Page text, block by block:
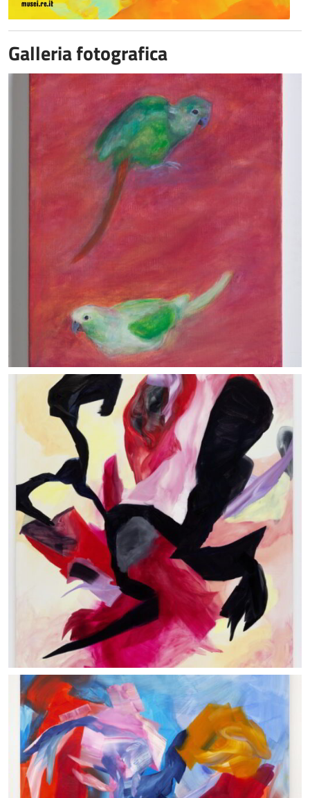
Galleria fotografica
Dans le ciel rose
14/02/2021_Olio su tela, cm 40x30_ Courtesy the artist
and APALAZZOGALLERY_ photo: Lin Kunzhi